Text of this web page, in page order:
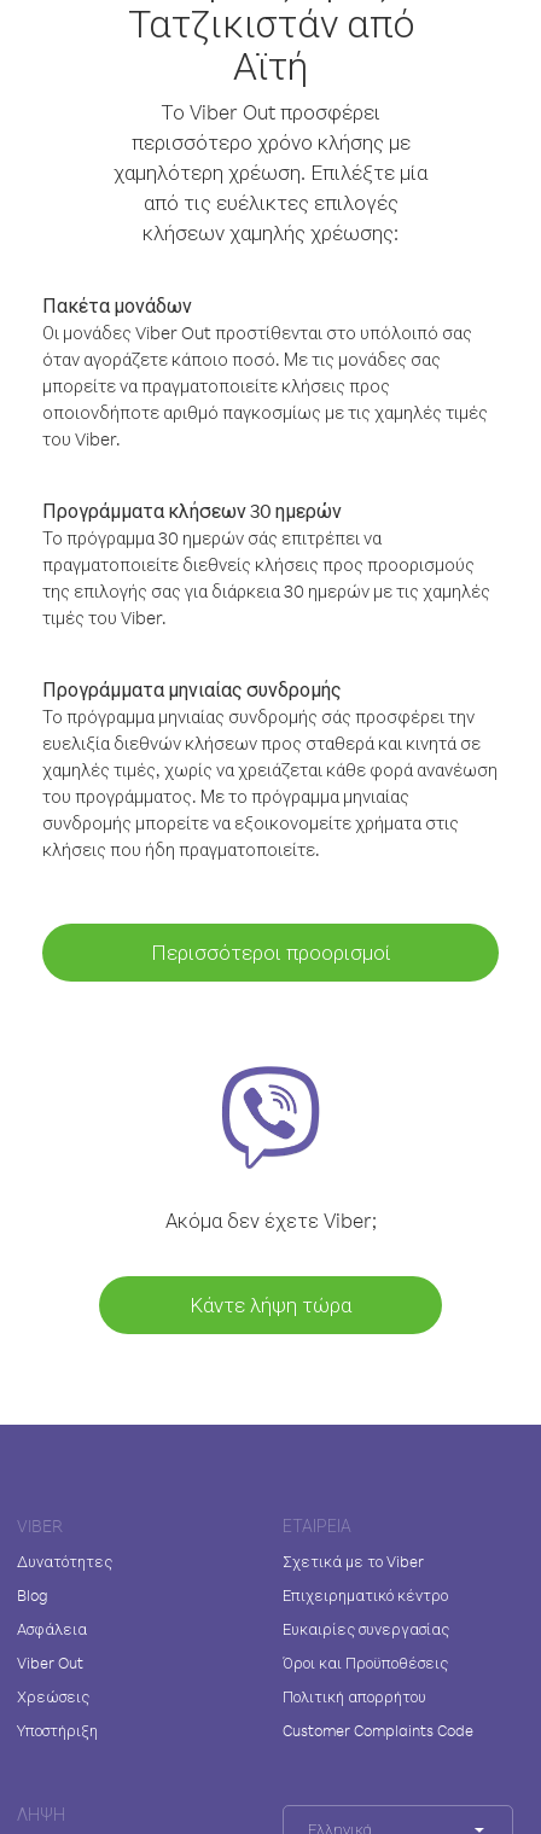
Τατζικιστάν από
Αϊτή
Το Viber Out προσφέρει
περισσότερο χρόνο κλήσης με
χαμηλότερη χρέωση. Επιλέξτε μία
από τις ευέλικτες επιλογές
κλήσεων χαμηλής χρέωσης:
Πακέτα μονάδων
Οι μονάδες Viber Out προστίθενται στο υπόλοιπό σας
όταν αγοράζετε κάποιο ποσό. Με τις μονάδες σας
μπορείτε να πραγματοποιείτε κλήσεις προς
οποιονδήποτε αριθμό παγκοσμίως με τις χαμηλές τιμές
του Viber.
Προγράμματα κλήσεων 30 ημερών
Το πρόγραμμα 30 ημερών σάς επιτρέπει να
πραγματοποιείτε διεθνείς κλήσεις προς προορισμούς
της επιλογής σας για διάρκεια 30 ημερών με τις χαμηλές
τιμές του Viber.
Προγράμματα μηνιαίας συνδρομής
Το πρόγραμμα μηνιαίας συνδρομής σάς προσφέρει την
ευελιξία διεθνών κλήσεων προς σταθερά και κινητά σε
χαμηλές τιμές, χωρίς να χρειάζεται κάθε φορά ανανέωση
του προγράμματος. Με το πρόγραμμα μηνιαίας
συνδρομής μπορείτε να εξοικονομείτε χρήματα στις
κλήσεις που ήδη πραγματοποιείτε.
Περισσότεροι προορισμοί
Ακόμα δεν έχετε Viber;
Κάντε λήψη τώρα
VIBER
Δυνατότητες
Blog
Ασφάλεια
Viber Out
Χρεώσεις
Υποστήριξη
ΕΤΑΙΡΕΊΑ
Σχετικά με το Viber
Επιχειρηματικό κέντρο
Ευκαιρίες συνεργασίας
Όροι και Προϋποθέσεις
Πολιτική απορρήτου
Customer Complaints Code
ΛΉΨΗ
Ελληνικά